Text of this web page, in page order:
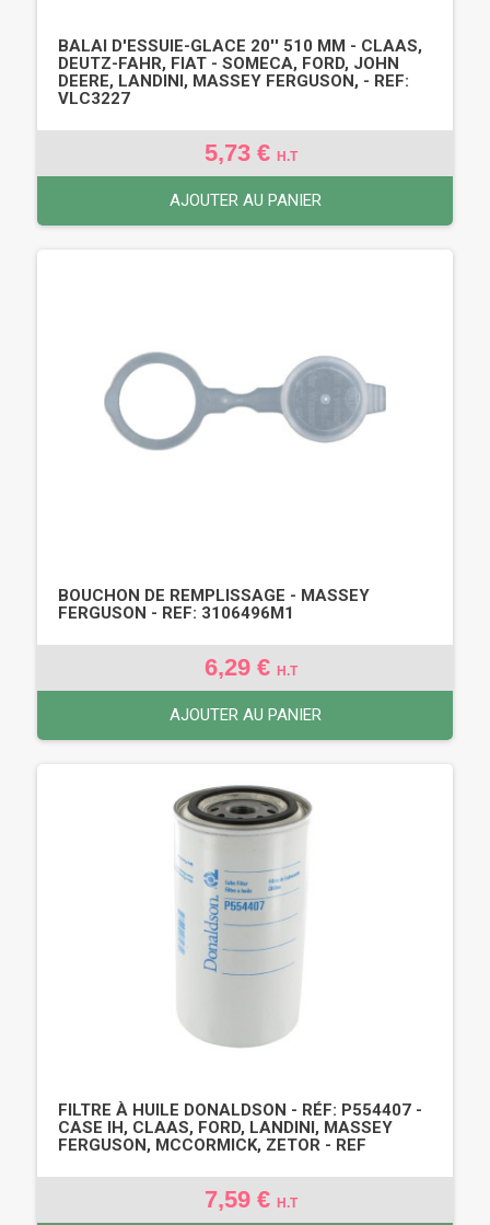
BALAI D'ESSUIE-GLACE 20'' 510 MM - CLAAS,
DEUTZ-FAHR, FIAT - SOMECA, FORD, JOHN
DEERE, LANDINI, MASSEY FERGUSON, - REF:
VLC3227
5,73 € H.T
AJOUTER AU PANIER
BOUCHON DE REMPLISSAGE - MASSEY
FERGUSON - REF: 3106496M1
6,29 € H.T
AJOUTER AU PANIER
FILTRE À HUILE DONALDSON - RÉF: P554407 -
CASE IH, CLAAS, FORD, LANDINI, MASSEY
FERGUSON, MCCORMICK, ZETOR - REF
7,59 € H.T